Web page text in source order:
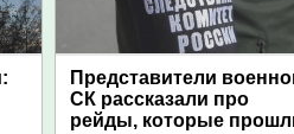
Представители
СК рассказали про
рейды, которые